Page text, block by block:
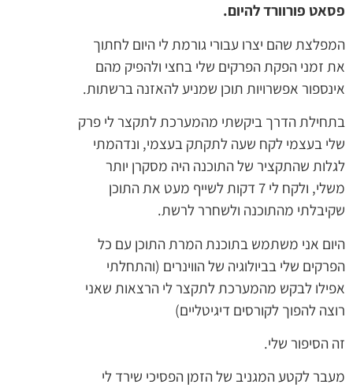
פסאט פורוורד להיום.
המפלצת שהם יצרו עבורי גורמת לי היום לחתוך
את זמני הפקת הפרקים שלי בחצי ולהפיק מהם
אינספור אפשרויות תוכן שמניע להאזנה ברשתות.
בתחילת הדרך ביקשתי מהמערכת לתקצר לי פרק
שלי בעצמי לקח שעה לתקתק בעצמי, ונדהמתי
לגלות שהתקציר של התוכנה היה מסקרן יותר
משלי, ולקח לי 7 דקות לשייף מעט את התוכן
שקיבלתי מהתוכנה ולשחרר לרשת.
היום אני משתמש בתוכנת המרת התוכן עם כל
הפרקים שלי בביולוגיה של הווינרים (והתחלתי
אפילו לבקש מהמערכת לתקצר לי הרצאות שאני
רוצה להפוך לקורסים דיגיטליים)
זה הסיפור שלי.
מעבר לקטע המגניב של הזמן הפסיכי שירד לי